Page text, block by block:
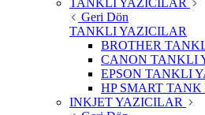
TANKLI YAZICILAR
Geri Dön
TANKLI YAZICILAR
BROTHER
CANON TANKLI
EPSON TANKLI
HP SMART
INKJET YAZICILAR